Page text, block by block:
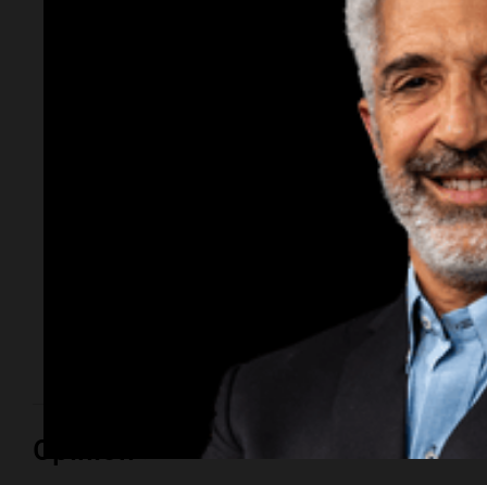
Senado: con eje en
debate el proyecto
contempla reformas al Código Civil y Comercial
Opinión